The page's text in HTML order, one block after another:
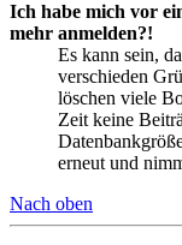
Ich habe mich vor
mehr anmelden?!
Es kann sein,
verschieden
löschen viele
Zeit keine
erneut und
Nach oben